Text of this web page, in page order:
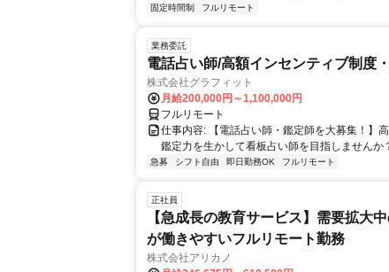
固定時間制 フルリモート
業務委託
電話占い師/高額インセンティブ制度
株式会社グラフィット
月給200,000円～1,100,000円
フルリモート
仕事内容: 【電話占い師・鑑定師を大募集！】
鑑定力を生かして看板占い師を目指しません
急募 シフト自由 即日勤務OK フルリモート
正社員
【急成長の教育サービス】需要拡大
が働きやすいフルリモート勤務
株式会社アリカノ